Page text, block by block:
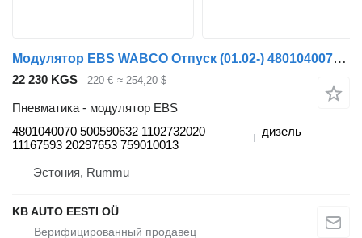
Модулятор EBS WABCO Отпуск (01.02-) 4801040070 для автобуса Solaris Urbino, Alpino, Vacanza (1999-)
22 230 KGS 220 € ≈ 254,20 $
Пневматика - модулятор EBS
4801040070 500590632 1102732020
11167593 20297653 759010013
дизель
Эстония, Rummu
KB AUTO EESTI OÜ